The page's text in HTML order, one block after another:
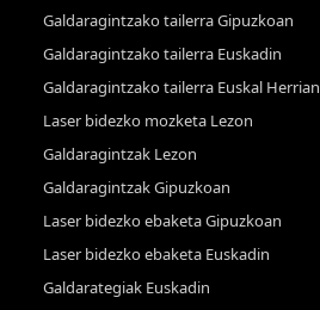
Galdaragintzako tailerra Gipuzkoan
Galdaragintzako tailerra Euskadin
Galdaragintzako tailerra Euskal Herrian
Laser bidezko mozketa Lezon
Galdaragintzak Lezon
Galdaragintzak Gipuzkoan
Laser bidezko ebaketa Gipuzkoan
Laser bidezko ebaketa Euskadin
Galdarategiak Euskadin